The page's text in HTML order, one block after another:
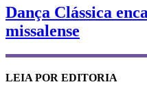
Dança Clássica
missalense
LEIA POR EDITORIA